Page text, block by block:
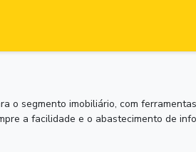
o segmento imobiliário, com
a facilidade e o abastecimento de